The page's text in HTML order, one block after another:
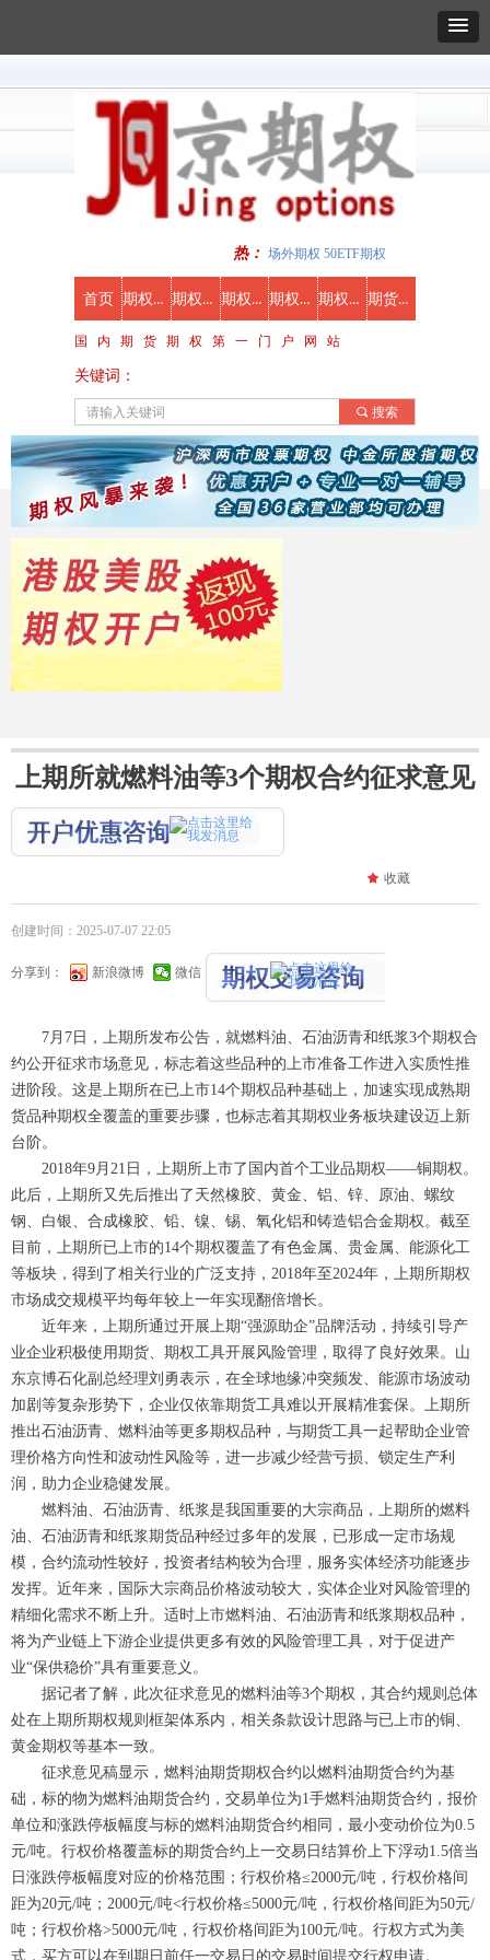
国 内 期 货 期 权 第 一 门 户 网 站
热： 场外期权 50ETF期权
关键词：
끠 搜索
首页 期权新闻 期权知识 期权行情 期权合约 期权视频 期货期权开户
上期所就燃料油等3个期权合约征求意见
创建时间： 2025-07-07 22:05
끄 收藏
分享到： 新浪微博 微信 14
7月7日，上期所发布公告，就燃料油、石油沥青和纸浆3个期权合
约公开征求市场意见，标志着这些品种的上市准备工作进入实质性推
进阶段。这是上期所在已上市14个期权品种基础上，加速实现成熟期
货品种期权全覆盖的重要步骤，也标志着其期权业务板块建设迈上新
台阶。
2018年9月21日，上期所上市了国内首个工业品期权——铜期权。
此后，上期所又先后推出了天然橡胶、黄金、铝、锌、原油、螺纹
钢、白银、合成橡胶、铅、镍、锡、氧化铝和铸造铝合金期权。截至
目前，上期所已上市的14个期权覆盖了有色金属、贵金属、能源化工
等板块，得到了相关行业的广泛支持，2018年至2024年，上期所期权
市场成交规模平均每年较上一年实现翻倍增长。
近年来，上期所通过开展上期“强源助企”品牌活动，持续引导产
业企业积极使用期货、期权工具开展风险管理，取得了良好效果。山
东京博石化副总经理刘勇表示，在全球地缘冲突频发、能源市场波动
加剧等复杂形势下，企业仅依靠期货工具难以开展精准套保。上期所
推出石油沥青、燃料油等更多期权品种，与期货工具一起帮助企业管
理价格方向性和波动性风险等，进一步减少经营亏损、锁定生产利
润，助力企业稳健发展。
燃料油、石油沥青、纸浆是我国重要的大宗商品，上期所的燃料
油、石油沥青和纸浆期货品种经过多年的发展，已形成一定市场规
模，合约流动性较好，投资者结构较为合理，服务实体经济功能逐步
发挥。近年来，国际大宗商品价格波动较大，实体企业对风险管理的
精细化需求不断上升。适时上市燃料油、石油沥青和纸浆期权品种，
将为产业链上下游企业提供更多有效的风险管理工具，对于促进产
业“保供稳价”具有重要意义。
据记者了解，此次征求意见的燃料油等3个期权，其合约规则总体
处在上期所期权规则框架体系内，相关条款设计思路与已上市的铜、
黄金期权等基本一致。
征求意见稿显示，燃料油期货期权合约以燃料油期货合约为基
础，标的物为燃料油期货合约，交易单位为1手燃料油期货合约，报价
单位和涨跌停板幅度与标的燃料油期货合约相同，最小变动价位为0.5
元/吨。行权价格覆盖标的期货合约上一交易日结算价上下浮动1.5倍当
日涨跌停板幅度对应的价格范围；行权价格≤2000元/吨，行权价格间
距为20元/吨；2000元/吨<行权价格≤5000元/吨，行权价格间距为50元/
吨；行权价格>5000元/吨，行权价格间距为100元/吨。行权方式为美
式，买方可以在到期日前任一交易日的交易时间提交行权申请。